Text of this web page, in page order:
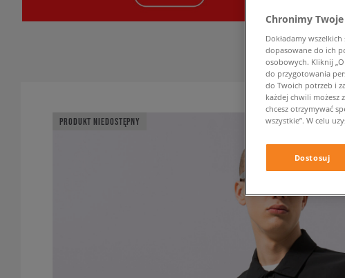
PRODUKT NIEDOSTĘPNY
Chronimy
Dokładamy
dopasowane do ich
osobowych. Kliknij
do przygotowania
do Twoich potrzeb i
każdej chwili możesz
chcesz otrzymywać
wszystkie”. W celu
Dostosuj